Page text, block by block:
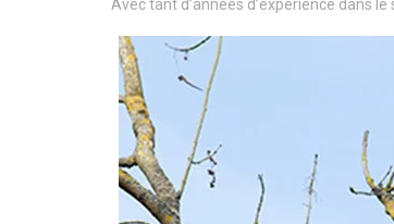
Avec tant d’années d’expérience dans